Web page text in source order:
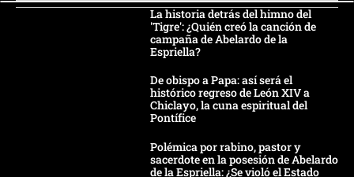
La historia detrás del himno del
'Tigre': ¿Quién creó la canción de
campaña de Abelardo de la
Espriella?
De obispo a Papa: así será el
histórico regreso de León XIV a
Chiclayo, la cuna espiritual del
Pontífice
Polémica por rabino, pastor y
sacerdote en la posesión de Abelardo
de la Espriella: ¿Se violó el Estado